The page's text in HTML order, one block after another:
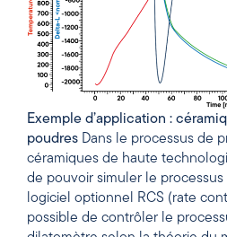
Exemple d’application :
poudres Dans le processus de
céramiques de haute
de pouvoir simuler le
logiciel optionnel RCS (rate
possible de contrôler le